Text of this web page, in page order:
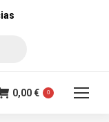
0,00€ 0